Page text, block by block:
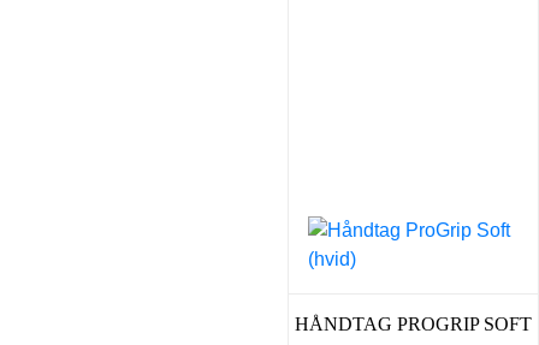
HÅNDTAG PROGRIP SOFT